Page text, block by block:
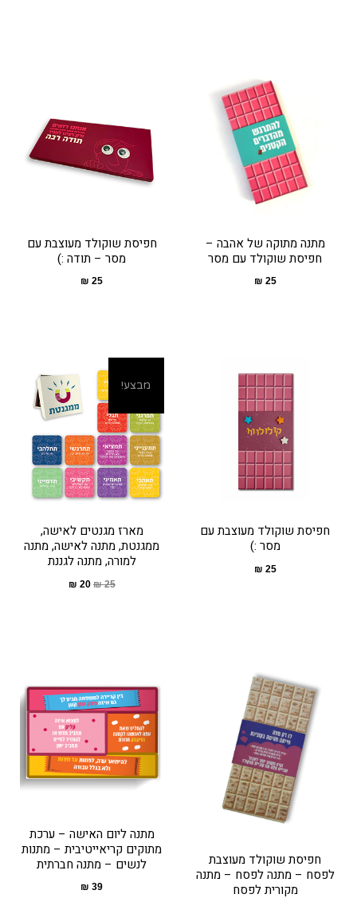
מתנה מתוקה של אהבה –
חפיסת שוקולד עם מסר
25
₪
חפיסת שוקולד מעוצבת עם
מסר – תודה :)
25
₪
חפיסת שוקולד מעוצבת עם
מסר :)
25
₪
מבצע!
מארז מגנטים לאישה,
ממגנטת, מתנה לאישה, מתנה
למורה, מתנה לגננת
25
₪
20
₪
חפיסת שוקולד מעוצבת
לפסח – מתנה לפסח – מתנה
מקורית לפסח
מתנה ליום האישה – ערכת
מתוקים קריאייטיבית – מתנות
לנשים – מתנה חברתית
39
₪